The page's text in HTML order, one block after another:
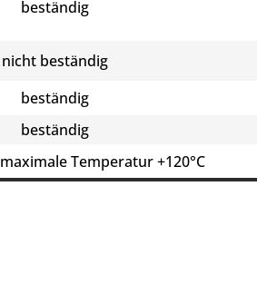
beständig
nicht beständig
beständig
beständig
maximale Temperatur +120°C